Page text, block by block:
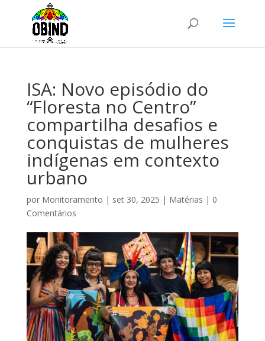
ISA: Novo episódio do
“Floresta no Centro”
compartilha desafios e
conquistas de mulheres
indígenas em contexto
urbano
por Monitoramento | set 30, 2025 | Matérias | 0
Comentários